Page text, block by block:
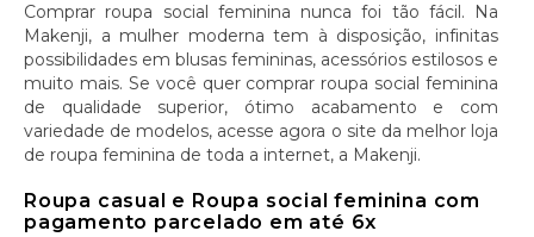
Comprar roupa social feminina nunca foi tão fácil. Na
Makenji, a mulher moderna tem à disposição, infinitas
possibilidades em blusas femininas, acessórios estilosos e
muito mais. Se você quer comprar roupa social feminina
de qualidade superior, ótimo acabamento e com
variedade de modelos, acesse agora o site da melhor loja
de roupa feminina de toda a internet, a Makenji.
Roupa casual e Roupa social feminina com
pagamento parcelado em até 6x